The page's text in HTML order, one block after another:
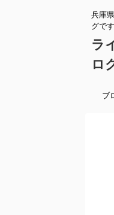
兵庫
グです
ラ
ロ
ブ